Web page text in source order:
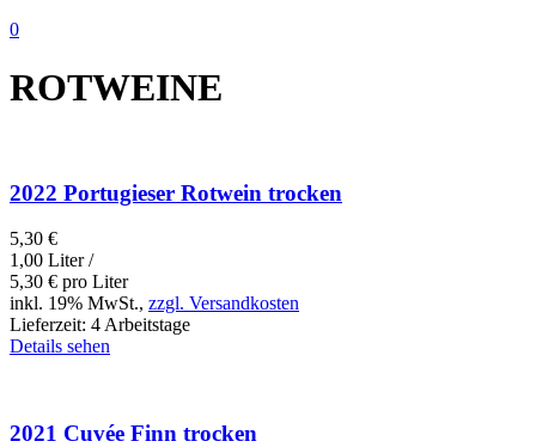
0
ROTWEINE
2022 Portugieser Rotwein trocken
5,30 €
1,00 Liter /
5,30 € pro Liter
inkl. 19% MwSt., zzgl. Versandkosten
Lieferzeit: 4 Arbeitstage
Details sehen
2021 Cuvée Finn trocken